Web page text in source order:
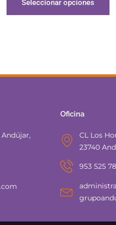
Seleccionar opciones
Andújar,
Oficina
CL Los
23740
953 525